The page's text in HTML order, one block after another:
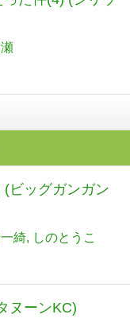
ビッグガンガン
綺 しのとうこ
ヌーンKC)